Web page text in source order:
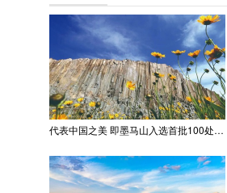
代表中国之美 即墨马山入选首批100处“美丽中国打卡点”